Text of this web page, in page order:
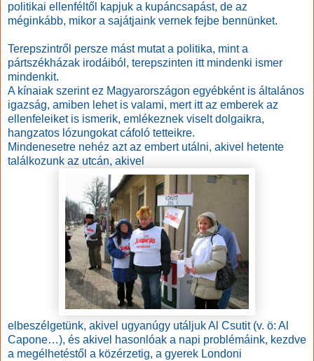
politikai ellenféltől kapjuk a kupáncsapást, de az
méginkább, mikor a sajátjaink vernek fejbe bennünket.
Terepszintről persze mást mutat a politika, mint a
pártszékházak irodáiból, terepszinten itt mindenki ismer
mindenkit.
A kínaiak szerint ez Magyarországon egyébként is általános
igazság, amiben lehet is valami, mert itt az emberek az
ellenfeleiket is ismerik, emlékeznek viselt dolgaikra,
hangzatos lózungokat cáfoló tetteikre.
Mindenesetre nehéz azt az embert utálni, akivel hetente
találkozunk az utcán, akivel
elbeszélgetünk, akivel ugyanúgy utáljuk Al Csutit (v. ö: Al
Capone…), és akivel hasonlóak a napi problémáink, kezdve
a megélhetéstől a közérzetig, a gyerek Londoni